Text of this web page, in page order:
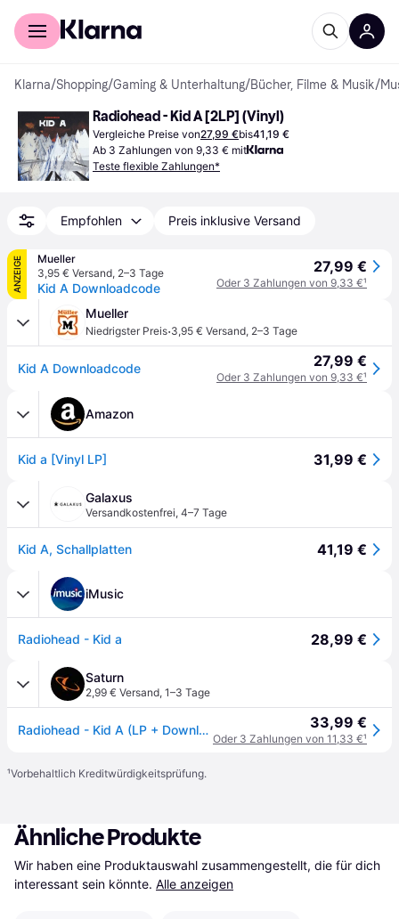
Für Shopper
Klarna/Shopping/Gaming & Unterhaltung/Bücher, Filme & Musik/
Radiohead - Kid A [2LP] (Vinyl)
Vergleiche Preise von27,99 €bis41,19 €
Ab 3 Zahlungen von 9,33 € mit
Teste flexible Zahlungen*
Empfohlen Preis inklusive Versand
ANZEIGE
Mueller
3,95 € Versand, 2–3 Tage
Kid A Downloadcode
27,99 €
Oder 3 Zahlungen von 9,33 €¹
Mueller
Niedrigster Preis·3,95 € Versand, 2–3 Tage
Kid A Downloadcode 27,99 €
Oder 3 Zahlungen von 9,33 €¹
Amazon
Kid a [Vinyl LP] 31,99 €
Galaxus
Versandkostenfrei, 4–7 Tage
Kid A, Schallplatten 41,19 €
iMusic
Radiohead - Kid a 28,99 €
Saturn
2,99 € Versand, 1–3 Tage
Radiohead - Kid A (LP + Download) 33,99 €
Oder 3 Zahlungen von 11,33 €¹
¹Vorbehaltlich Kreditwürdigkeitsprüfung.
Ähnliche Produkte
Wir haben eine Produktauswahl zusammengestellt, die für dich
interessant sein könnte. Alle anzeigen